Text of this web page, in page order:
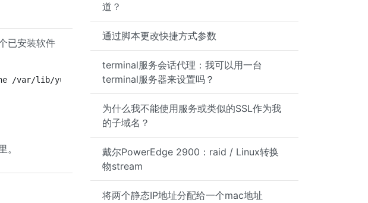
道？
通过脚本更改快捷方式参数
terminal服务会话代理：我可以用一台
terminal服务器来设置吗？
为什么我不能使用服务或类似的SSL作为我
的子域名？
戴尔PowerEdge 2900：raid / Linux转换
物stream
将两个静态IP地址分配给一个mac地址
已安装软件
yumdb/b/73ea08770fa666e18c59842bf65fa0f3a0b103d8-bind-utils-9.8.2-